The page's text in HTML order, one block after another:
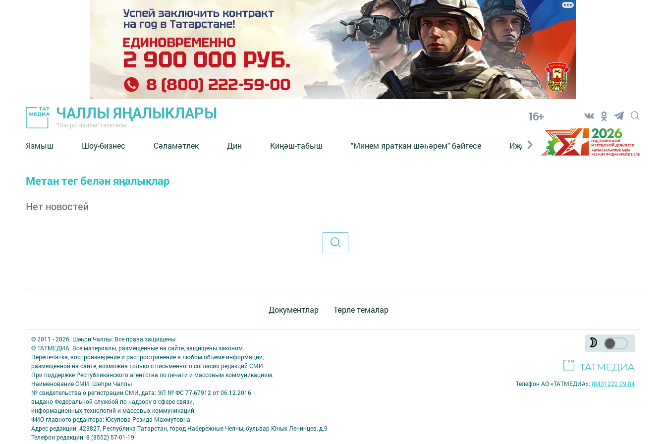
ЧАЛЛЫ ЯҢАЛЫКЛАРЫ
"Шәһри Чаллы" газетасы
16+
Язмыш Шоу-бизнес Сәламәтлек Дин Киңәш-табыш "Минем яраткан шәһәрем" бәйгесе Иҗат Реклама Онлайн
Метан тег белән яңалыклар
Нет новостей
Документлар Төрле темалар
© 2011 - 2026. Шәһри Чаллы. Все права защищены.
© ТАТМЕДИА. Все материалы, размещенные на сайте, защищены законом.
Перепечатка, воспроизведение и распространение в любом объеме информации,
размещенной на сайте, возможна только с письменного согласия редакций СМИ.
При поддержке Республиканского агентства по печати и массовым коммуникациям.
Наименование СМИ: Шəhри Чаллы
№ свидетельства о регистрации СМИ, дата: ЭЛ № ФС 77-67912 от 06.12.2016
выдано Федеральной службой по надзору в сфере связи,
информационных технологий и массовых коммуникаций
ФИО главного редактора: Юсупова Резида Махмутовна
Адрес редакции: 423827, Республика Татарстан, город Набережные Челны, бульвар Юных Ленинцев, д.9
Телефон редакции: 8 (8552) 57-01-19
Телефон АО «ТАТМЕДИА»:(843) 222 09 84